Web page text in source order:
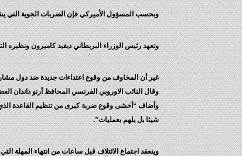
وبحسب المسؤول الأميركي فإن الضربات الجوية التي
وتعهد رئيس الوزراء البريطاني ديفيد كاميرون ونظيره
غير أن المخاوف من وقوع اعتداءات جديدة ضد دول
وقال النائب الاوروبي الفرنسي المحافظ أرنو داندان
وأضاف “أخشى وقوع ضربة كبرى من تنظيم القاعدة الذي
شيئا بل يلهم بعمليات”.
وينعقد اجتماع الائتلاف قبل ساعات من انتهاء المهلة التي